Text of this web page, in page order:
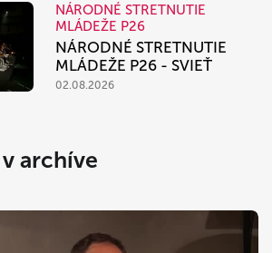
NÁRODNÉ STRETNUTIE
MLÁDEŽE P26
NÁRODNÉ STRETNUTIE
MLÁDEŽE P26 - SVIEŤ
02.08.2026
archíve